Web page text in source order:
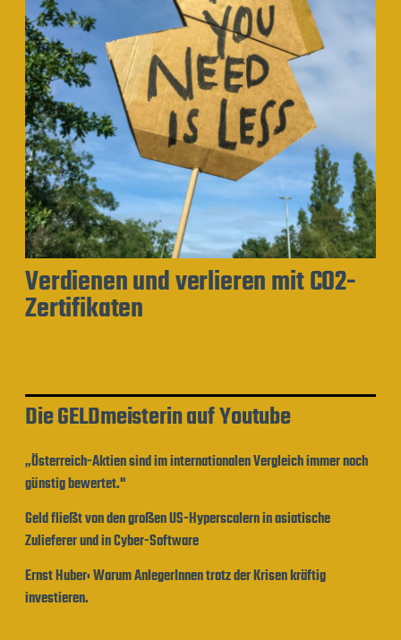
Verdienen und verlieren mit CO2-
Zertifikaten
Die GELDmeisterin auf Youtube
„Österreich-Aktien sind im internationalen Vergleich immer noch
günstig bewertet."
Geld fließt von den großen US-Hyperscalern in asiatische
Zulieferer und in Cyber-Software
Ernst Huber: Warum AnlegerInnen trotz der Krisen kräftig
investieren.